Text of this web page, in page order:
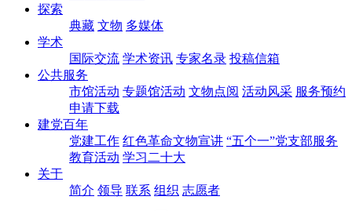
探索
典藏 文物 多媒体
学术
国际交流 学术资讯 专家名录 投稿信箱
公共服务
市馆活动 专题馆活动 文物点阅 活动风采 服务预约
申请下载
建党百年
党建工作 红色革命文物宣讲 “五个一”党支部服务
教育活动 学习二十大
关于
简介 领导 联系 组织 志愿者